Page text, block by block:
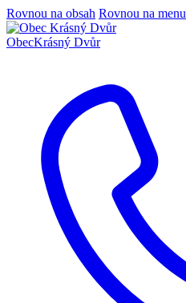
Rovnou na obsah Rovnou na menu
ObecKrásný Dvůr